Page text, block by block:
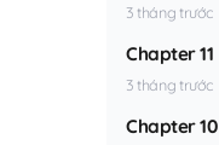
3 tháng trước
Chapter 11
3 tháng trước
Chapter 10